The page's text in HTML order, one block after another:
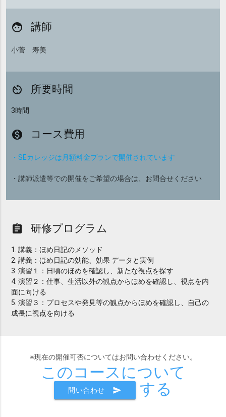
face 講師
小菅 寿美
av_timer 所要時間
3時間
monetization_on コース費用
・SEカレッジは月額料金プランで開催されています
・講師派遣等での開催をご希望の場合は、お問合せください
assignment 研修プログラム
1. 講義：ほめ日記のメソッド
2. 講義：ほめ日記の効能、効果 データと実例
3. 演習１：日頃のほめを確認し、新たな視点を探す
4. 演習２：仕事、生活以外の観点からほめを確認し、視点を内
面に向ける
5. 演習３：プロセスや発見等の観点からほめを確認し、自己の
成長に視点を向ける
※現在の開催可否についてはお問い合わせください。
このコースについて
問い合わせ send する